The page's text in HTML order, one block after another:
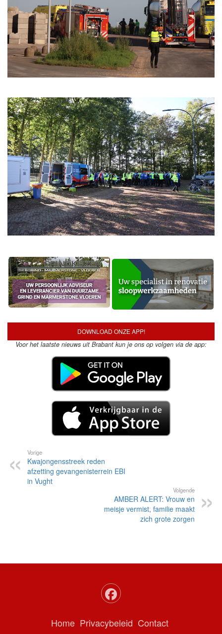
DOWNLOAD ONZE APP!
Voor het laatste nieuws uit Brabant kun je ons op volgen via de app:
Vorige
Kwajongensstreek reden
afzetting gevangenisterrein EBI
in Vught
Volgende
AMBER ALERT: Vrouw en
meisje vermist, familie maakt
zich grote zorgen
Home Privacybeleid Contact